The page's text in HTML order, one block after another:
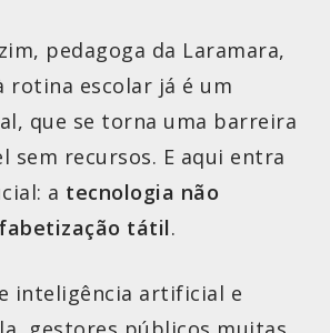
pedagoga da Laramara,
rotina escolar já é um
que se torna uma barreira
sem recursos. E aqui entra
a tecnologia não
tátil.
inteligência artificial e